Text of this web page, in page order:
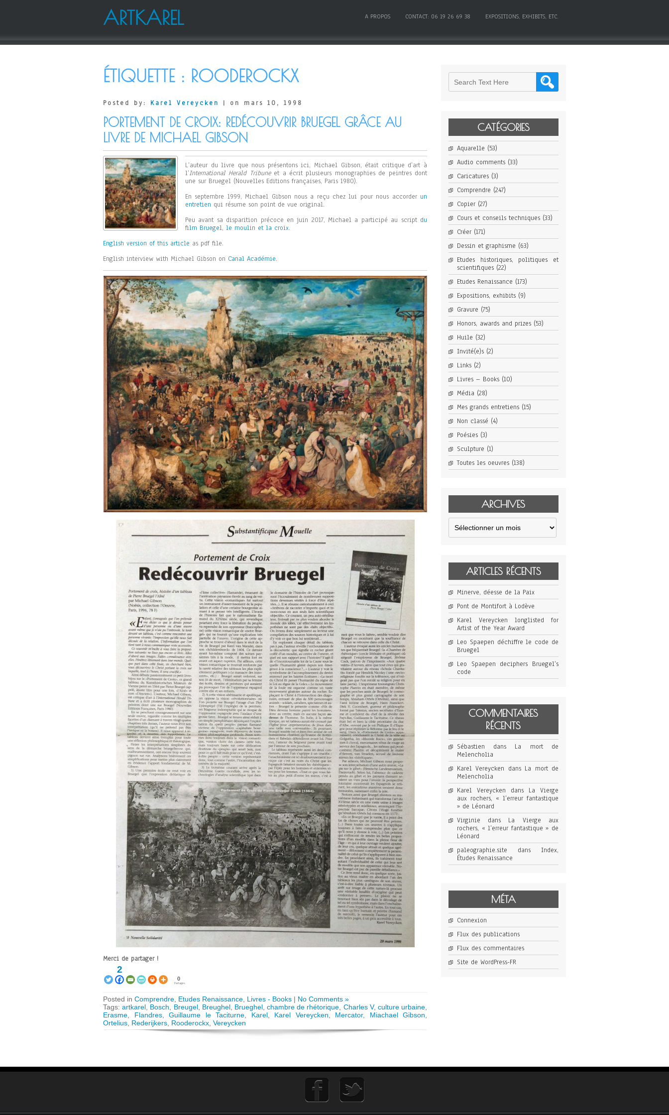
ARTKAREL A PROPOS CONTACT: 06 19 26 69 38 EXPOSITIONS, EXHIBITS, ETC.
ÉTIQUETTE : ROODEROCKX
Posted by: Karel Vereycken | on mars 10, 1998
PORTEMENT DE CROIX: REDÉCOUVRIR BRUEGEL GRÂCE AU
LIVRE DE MICHAEL GIBSON
L’auteur du livre que nous présentons ici, Michael Gibson, était critique d’art à
l’International Herald Tribune et a écrit plusieurs monographies de peintres dont
une sur Bruegel (Nouvelles Editions françaises, Paris 1980).
En septembre 1999, Michael Gibson nous a reçu chez lui pour nous accorder un
entretien qui résume son point de vue original.
Peu avant sa disparition précoce en juin 2017, Michael a participé au script du
film Bruegel, le moulin et la croix.
English version of this article as pdf file.
English interview with Michael Gibson on Canal Académie.
Merci de partager !
2
0
Partages
Posted in Comprendre Etudes Renaissance Livres - Books | No Comments »
Tags:artkarel Bosch Breugel, Breughel, Brueghel,chambre de rhétorique Charles V, culture urbaine
Erasme
Flandres, Guillaume le Taciturne Karel, Karel Vereycken Mercator, Miachael Gibson
Ortelius Rederijkers Rooderockx Vereycken
CATÉGORIES
Aquarelle (53)
Audio comments(33)
Caricatures(3)
Comprendre (247)
Copier(27)
Cours et conseils techniques(33)
Créer(171)
Dessin et graphisme (63)
Etudes historiques, politiques et
scientifiques(22)
Etudes Renaissance (173)
Expositions, exhibits(9)
Gravure (75)
Honors, awards and prizes(53)
Huile (32)
Invité(e)s(2)
Links(2)
Livres – Books(10)
Média (28)
Mes grands entretiens(15)
Non classé (4)
Poésies(3)
Sculpture (1)
Toutes les oeuvres(138)
ARCHIVES
Archives
ARTICLES RÉCENTS
Minerve, déesse de la Paix
Pont de Montifort à Lodève
Karel Vereycken longlisted for
Artist of the Year Award
Leo Spaepen déchiffre le code de
Bruegel
Leo Spaepen deciphers Bruegel’s
code
COMMENTAIRES
RÉCENTS
Sébastien dans La mort de
Melencholia
Karel Vereycken dans La mort de
Melencholia
Karel Vereycken dans La Vierge
aux rochers, « l’erreur fantastique
» de Léonard
Virginie dans La Vierge aux
rochers, « l’erreur fantastique » de
Léonard
paleographie.site dans Index,
Études Renaissance
MÉTA
Connexion
Flux des publications
Flux des commentaires
Site de WordPress-FR